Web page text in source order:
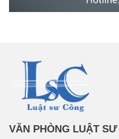
VĂN PHÒNG LUẬT